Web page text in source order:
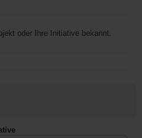
oder Ihre Initiative bekannt.